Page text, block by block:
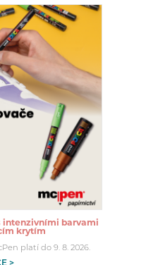
intenzivními barvami
krytím
platí do 9. 8. 2026.